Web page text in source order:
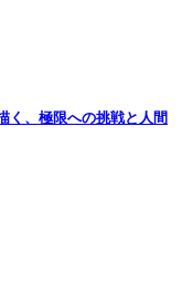
く、極限への挑戦と人間